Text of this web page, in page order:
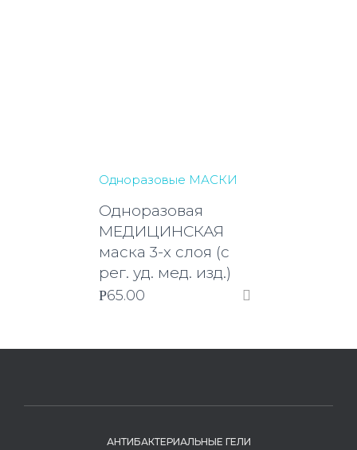
Одноразовые МАСКИ
Одноразовая
МЕДИЦИНСКАЯ
маска 3-х слоя (с
рег. уд. мед. изд.)
Р65.00
АНТИБАКТЕРИАЛЬНЫЕ ГЕЛИ